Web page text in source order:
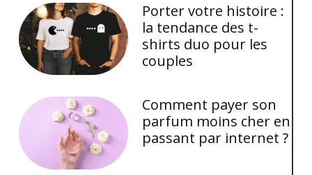
Porter votre histoire :
la tendance des t-
shirts duo pour les
couples
Comment payer son
parfum moins cher en
passant par internet ?